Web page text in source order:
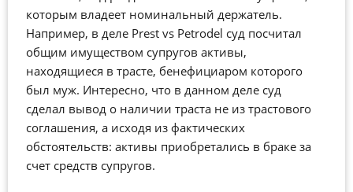
которым владеет номинальный держатель.
Например, в деле Prest vs Petrodel суд посчитал
общим имуществом супругов активы,
находящиеся в трасте, бенефициаром которого
был муж. Интересно, что в данном деле суд
сделал вывод о наличии траста не из трастового
соглашения, а исходя из фактических
обстоятельств: активы приобретались в браке за
счет средств супругов.